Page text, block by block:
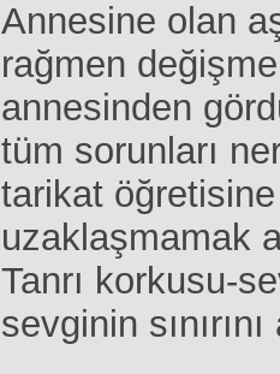
Annesine olan
rağmen
annesinden
tüm sorunları
tarikat öğretisine
uzaklaşmamak
Tanrı korkusu-
sevginin